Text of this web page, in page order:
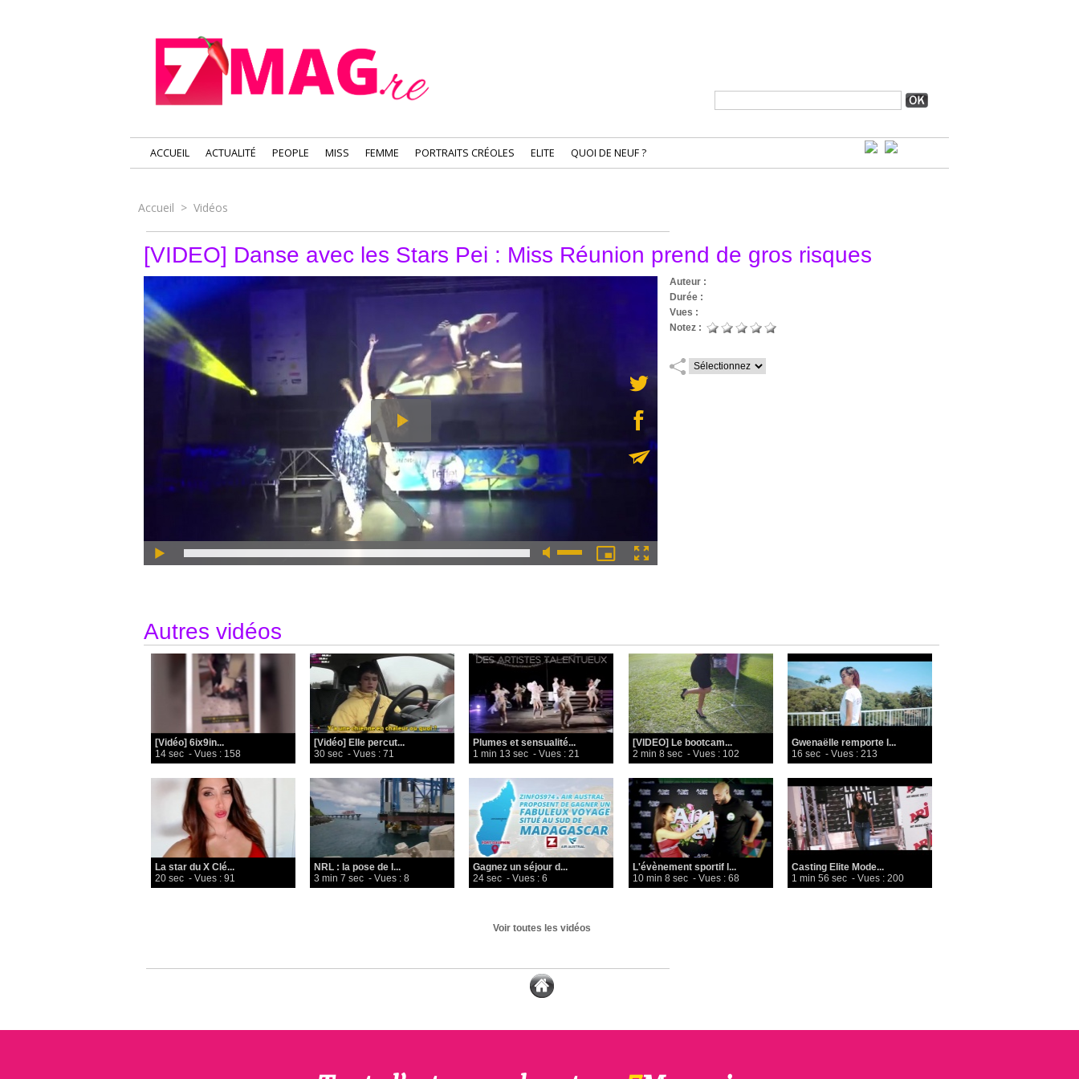
ACCUEIL ACTUALITÉ PEOPLE MISS FEMME PORTRAITS CRÉOLES ELITE QUOI DE NEUF ?
Accueil > Vidéos
[VIDEO] Danse avec les Stars Pei : Miss Réunion prend de gros risques
Auteur :
Durée :
Vues :
Notez :
Autres vidéos
[Vidéo] 6ix9in...
14 sec - Vues : 158
[Vidéo] Elle percut...
30 sec - Vues : 71
Plumes et sensualité...
1 min 13 sec - Vues : 21
[VIDEO] Le bootcam...
2 min 8 sec - Vues : 102
Gwenaëlle remporte l...
16 sec - Vues : 213
La star du X Clé...
20 sec - Vues : 91
NRL : la pose de l...
3 min 7 sec - Vues : 8
Gagnez un séjour d...
24 sec - Vues : 6
L'évènement sportif l...
10 min 8 sec - Vues : 68
Casting Elite Mode...
1 min 56 sec - Vues : 200
Voir toutes les vidéos